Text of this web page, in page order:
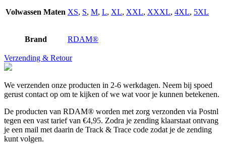
Volwassen Maten XS, S, M, L, XL, XXL, XXXL, 4XL, 5XL
Brand RDAM®
Verzending & Retour
We verzenden onze producten in 2-6 werkdagen. Neem bij spoed
gerust contact op om te kijken of we wat voor je kunnen betekenen.
De producten van RDAM® worden met zorg verzonden via Postnl
tegen een vast tarief van €4,95. Zodra je zending klaarstaat ontvang
je een mail met daarin de Track & Trace code zodat je de zending
kunt volgen.